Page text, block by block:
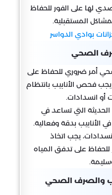
لها على الفور للحفاظ
المستقبلية.
بوادي الدواسر
الصحي
أمر ضروري للحفاظ على
يجب فحص الأنابيب بانتظام
أو انسدادات.
التي تساعد في
الأنابيب بدقة وفعالية.
يجب اتخاذ
للحفاظ على تدفق المياه
والصرف الصحي